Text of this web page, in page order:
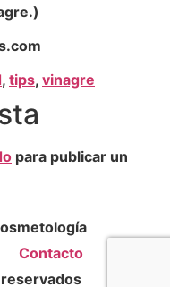
, tips, vinagre
para publicar un
Contacto